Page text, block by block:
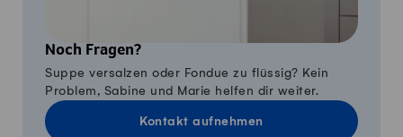
Noch Fragen?
Suppe versalzen oder Fondue zu flüssig? Kein
Problem, Sabine und Marie helfen dir weiter.
Kontakt aufnehmen